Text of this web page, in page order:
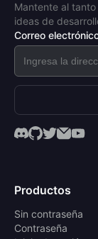
Mantente al
ideas de
Correo
Productos
Sin contraseña
Contraseña